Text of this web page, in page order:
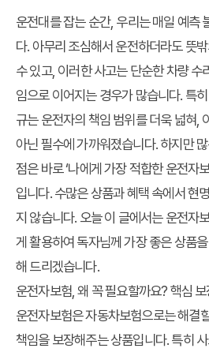
운전대를 잡는 순간, 우리는 매일 예측
다. 아무리 조심해서 운전하더라도 뜻
수 있고, 이러한 사고는 단순한 차량 수
임으로 이어지는 경우가 많습니다. 특
규는 운전자의 책임 범위를 더욱 넓혀,
아닌 필수에 가까워졌습니다. 하지만
점은 바로 ‘나에게 가장 적합한 운전자
입니다. 수많은 상품과 혜택 속에서 현
지 않습니다. 오늘 이 글에서는운전자
게 활용하여 독자님께 가장 좋은 상품
해 드리겠습니다.
운전자보험, 왜 꼭 필요할까요? 핵심
운전자보험은 자동차보험으로는 해결
책임을 보장해주는 상품입니다. 특히